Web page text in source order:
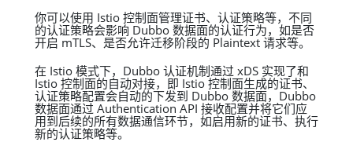
你可以使用 Istio 控制面管理证书、认证策略等，不同
的认证策略会影响 Dubbo 数据面的认证行为，如是否
开启 mTLS、是否允许迁移阶段的 Plaintext 请求等。
在 Istio 模式下，Dubbo 认证机制通过 xDS 实现了和
Istio 控制面的自动对接，即 Istio 控制面生成的证书、
认证策略配置会自动的下发到 Dubbo 数据面，Dubbo
数据面通过 Authentication API 接收配置并将它们应
用到后续的所有数据通信环节，如启用新的证书、执行
新的认证策略等。